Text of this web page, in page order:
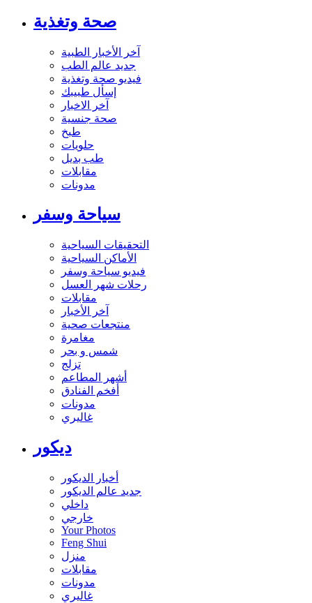
صحة وتغذية
آخر الأخبار الطبية
جديد عالم الطب
فيديو صحة وتغذية
إسأل طبيبك
آخر الاخبار
صحة جنسية
طبخ
حلويات
طب بديل
مقابلات
مدونات
سياحة وسفر
التحقيقات السياحية
الأماكن السياحية
فيديو سياحة وسفر
رحلات شهر العسل
مقابلات
آخر الأخبار
منتجعات صحية
مغامرة
شمس و بحر
تزلج
أشهر المطاعم
أفخم الفنادق
مدونات
غاليري
ديكور
أخبار الديكور
جديد عالم الديكور
داخلي
خارجي
Your Photos
Feng Shui
منزل
مقابلات
مدونات
غاليري